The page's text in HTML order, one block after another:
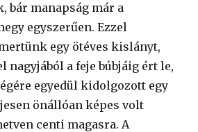
bár manapság már a
egyszerűen. Ezzel
egy ötéves kislányt,
nagyjából a feje búbjáig ért le,
egyedül kidolgozott egy
önállóan képes volt
centi magasra. A